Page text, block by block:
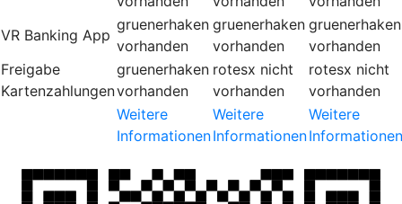
VR Banking App
gruenerhaken
vorhanden
gruenerhaken
vorhanden
gruenerhaken
vorhanden
Freigabe
Kartenzahlungen
gruenerhaken
vorhanden
rotesx nicht
vorhanden
rotesx nicht
vorhanden
Weitere
Informationen
Weitere
Informationen
Weitere
Informationen